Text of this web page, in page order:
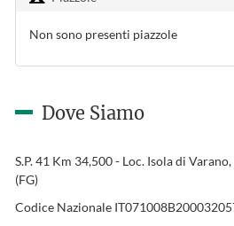
Non sono presenti piazzole
Dove Siamo
S.P. 41 Km 34,500 - Loc. Isola di
(FG)
Codice Nazionale